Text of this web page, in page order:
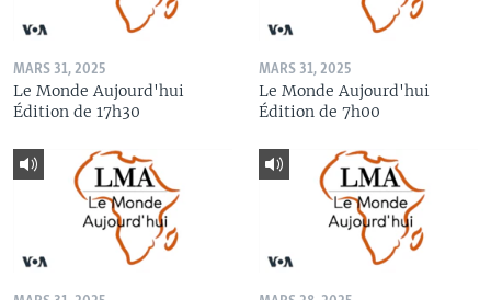
MARS 31, 2025
Le Monde Aujourd'hui
Édition de 17h30
MARS 31, 2025
Le Monde Aujourd'hui
Édition de 7h00